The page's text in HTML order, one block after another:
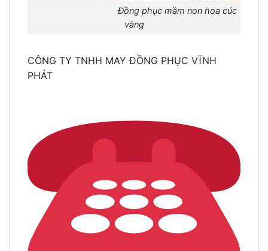
Đồng phục mầm non hoa cúc
vàng
CÔNG TY TNHH MAY ĐỒNG PHỤC VĨNH
PHÁT